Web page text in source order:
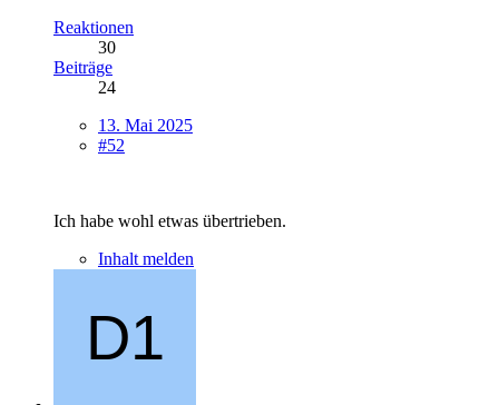
Reaktionen
30
Beiträge
24
13. Mai 2025
#52
Ich habe wohl etwas übertrieben.
Inhalt melden